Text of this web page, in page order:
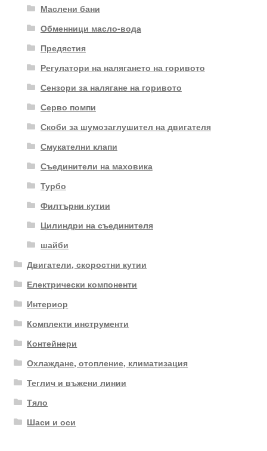
Маслени бани
Обменници масло-вода
Предястия
Регулатори на налягането на горивото
Сензори за налягане на горивото
Серво помпи
Скоби за шумозаглушител на двигателя
Смукателни клапи
Съединители на маховика
Турбо
Филтърни кутии
Цилиндри на съединителя
шайби
Двигатели, скоростни кутии
Електрически компоненти
Интериор
Комплекти инструменти
Контейнери
Охлаждане, отопление, климатизация
Теглич и въжени линии
Тяло
Шаси и оси